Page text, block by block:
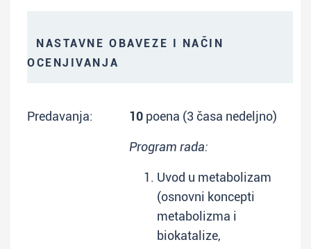
NASTAVNE OBAVEZE I NAČIN
OCENJIVANJA
Predavanja: 10 poena (3 časa nedeljno)
Program rada:
Uvod u metabolizam
(osnovni koncepti
metabolizma i
biokatalize,